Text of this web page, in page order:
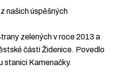
našich úspěšných
zelených v roce 2013 a
části Židenice. Povedlo
stanici Kamenačky.